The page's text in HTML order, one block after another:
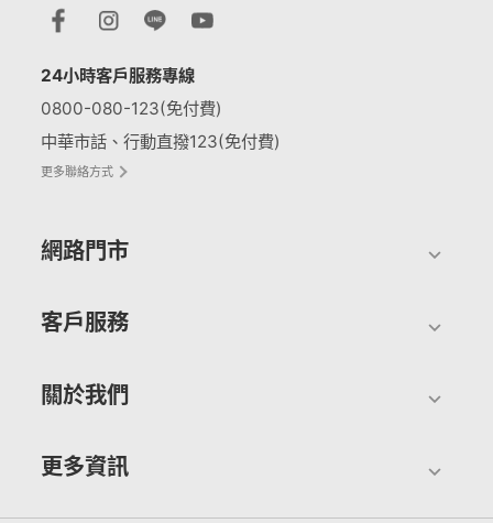
24小時客戶服務專線
0800-080-123(免付費)
中華市話、行動直撥123(免付費)
更多聯絡方式
網路門市
客戶服務
關於我們
更多資訊